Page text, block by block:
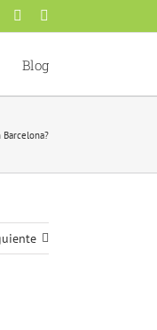
Facebook
Blog